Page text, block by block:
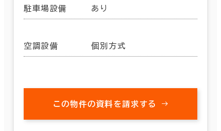
駐車場設備 あり
空調設備 個別方式
この物件の資料を請求する